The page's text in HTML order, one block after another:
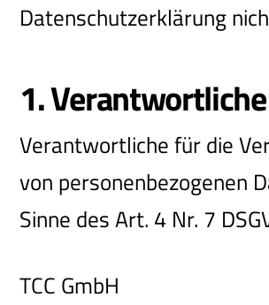
Datenschutzerklärung
1. Verantwortliche
Verantwortliche für die
von personenbezogenen
Sinne des Art. 4 Nr. 7
TCC GmbH